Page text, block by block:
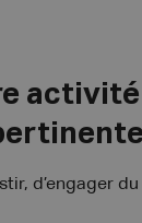
d’engager